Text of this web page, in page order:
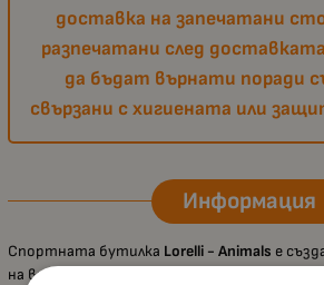
доставка на запечатани
разпечатани след
да бъдат върнати поради
свързани с хигиената или
Информация
Спортната бутилка Lorelli - Animals е
на вашето дете по време на разходки и